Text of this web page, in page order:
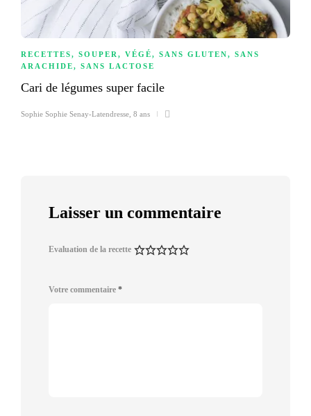
RECETTES, SOUPER , VÉGÉ, SANS GLUTEN, SANS
ARACHIDE, SANS LACTOSE
Cari de légumes super facile
Sophie Sophie Senay-Latendresse 8 ans
Laisser un commentaire
Evaluation de la recette
Votre commentaire *